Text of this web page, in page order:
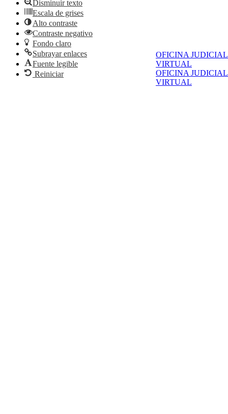
OFICINA JUDICIAL
VIRTUAL
OFICINA JUDICIAL
VIRTUAL
Disminuir texto
Escala de grises
Alto contraste
Contraste negativo
Fondo claro
Subrayar enlaces
Fuente legible
Reiniciar